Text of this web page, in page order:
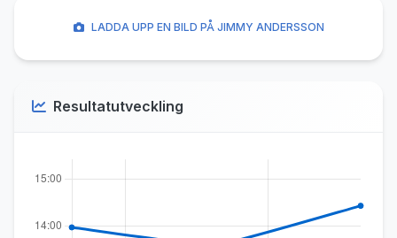
LADDA UPP EN BILD PÅ JIMMY ANDERSSON
Resultatutveckling